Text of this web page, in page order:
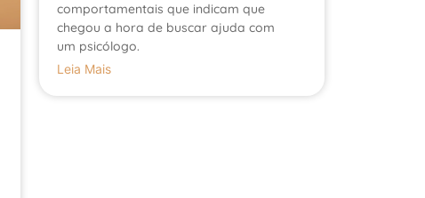
comportamentais que indicam que
chegou a hora de buscar ajuda com
um psicólogo.
Leia Mais